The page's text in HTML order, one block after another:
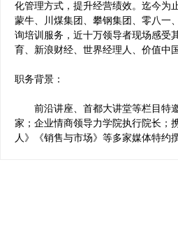
化管理方式，提升经营绩效。迄今为
蒙牛、川煤集团、攀钢集团、零八一
询培训服务，近十万领导者现场感受
育、新浪财经、世界经理人、价值中
职务背景：
前沿讲座、首都大讲堂等栏目特邀
家；企业情商领导力学院执行院长；
人》《销售与市场》等多家媒体特约